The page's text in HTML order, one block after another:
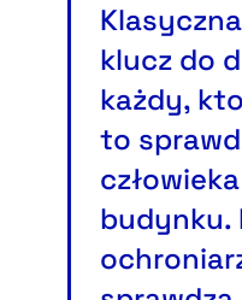
klucz do
każdy,
to
budynku.